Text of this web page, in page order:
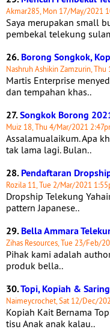
Akmar285, Mon 17/May/2021
Saya merupakan small
pembekal telekung
26.Borong Songkok,
Nashruh Ashikin Zamzurin,
Martis Enterprise
dan tempahan khas..
27.Songkok Borong
Muiz 18, Thu 4/Mar/2021
Assalamualaikum. Apa
tak lama lagi. Bulan..
28.Pendaftaran
Rozila 11, Tue 2/Mar/2021
Dropship Telekung
pattern Japanese..
29.Bella Ammara
Zihas Resources, Tue 23/Feb/
Pihak kami adalah
produk bella..
30.Topi, Kopiah &
Naimeycrochet, Sat 12/Dec/
Kopiah Kait Bernama
tisu Anak anak kalau..